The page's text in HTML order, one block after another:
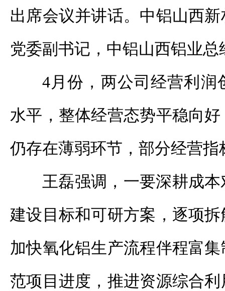
出席会议并讲话。中铝山西
党委副书记，中铝山西铝业
4月份，两公司经营利润
水平，整体经营态势平稳向
仍存在薄弱环节，部分经营
王磊强调，一要深耕成
建设目标和可研方案，逐项
加快氧化铝生产流程伴程富
范项目进度，推进资源综合